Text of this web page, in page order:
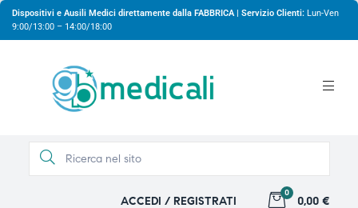
Dispositivi e Ausili Medici direttamente dalla FABBRICA | Servizio Clienti: Lun-Ven
9:00/13:00 – 14:00/18:00
ACCEDI / REGISTRATI
0
0,00 €